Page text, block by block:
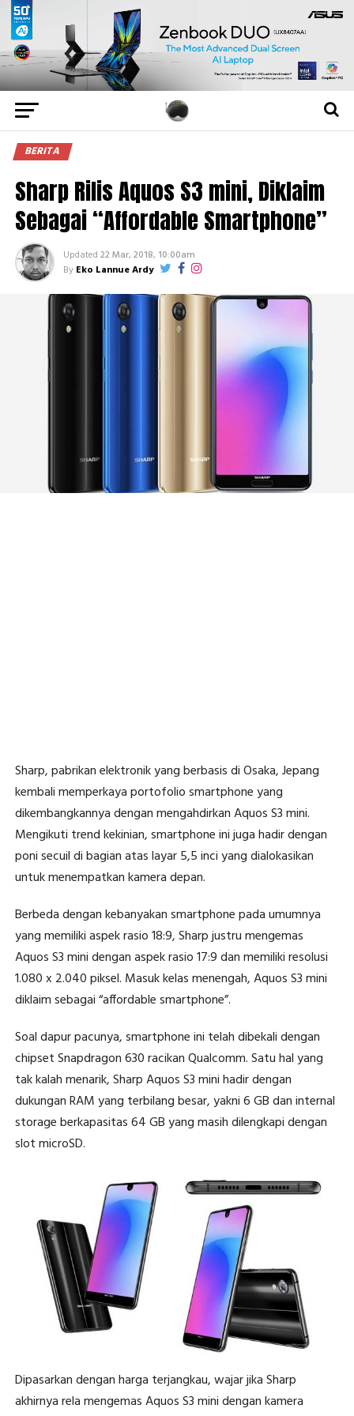
BERITA
Sharp Rilis Aquos S3 mini, Diklaim
Sebagai “Affordable Smartphone”
Updated 22 Mar, 2018, 10:00am
By Eko Lannue Ardy
Sharp, pabrikan elektronik yang berbasis di Osaka, Jepang
kembali memperkaya portofolio smartphone yang
dikembangkannya dengan mengahdirkan Aquos S3 mini.
Mengikuti trend kekinian, smartphone ini juga hadir dengan
poni secuil di bagian atas layar 5,5 inci yang dialokasikan
untuk menempatkan kamera depan.
Berbeda dengan kebanyakan smartphone pada umumnya
yang memiliki aspek rasio 18:9, Sharp justru mengemas
Aquos S3 mini dengan aspek rasio 17:9 dan memiliki resolusi
1.080 x 2.040 piksel. Masuk kelas menengah, Aquos S3 mini
diklaim sebagai “affordable smartphone”.
Soal dapur pacunya, smartphone ini telah dibekali dengan
chipset Snapdragon 630 racikan Qualcomm. Satu hal yang
tak kalah menarik, Sharp Aquos S3 mini hadir dengan
dukungan RAM yang terbilang besar, yakni 6 GB dan internal
storage berkapasitas 64 GB yang masih dilengkapi dengan
slot microSD.
Dipasarkan dengan harga terjangkau, wajar jika Sharp
akhirnya rela mengemas Aquos S3 mini dengan kamera